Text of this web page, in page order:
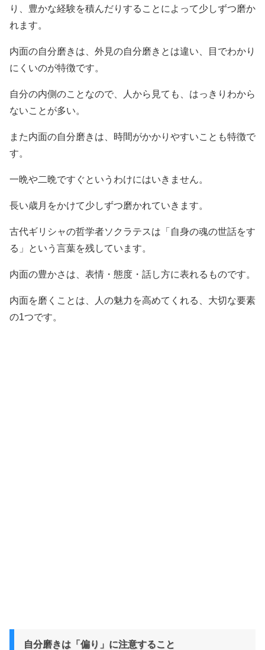
り、豊かな経験を積んだりすることによって少しずつ磨か
れます。
内面の自分磨きは、外見の自分磨きとは違い、目でわかり
にくいのが特徴です。
自分の内側のことなので、人から見ても、はっきりわから
ないことが多い。
また内面の自分磨きは、時間がかかりやすいことも特徴で
す。
一晩や二晩ですぐというわけにはいきません。
長い歳月をかけて少しずつ磨かれていきます。
古代ギリシャの哲学者ソクラテスは「自身の魂の世話をす
る」という言葉を残しています。
内面の豊かさは、表情・態度・話し方に表れるものです。
内面を磨くことは、人の魅力を高めてくれる、大切な要素
の1つです。
自分磨きは「偏り」に注意すること